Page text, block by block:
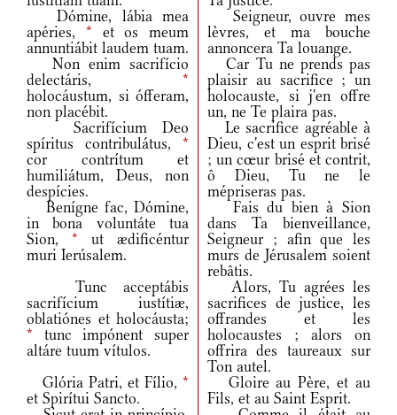
Dómine, lábia mea
apéries, * et os meum
annuntiábit laudem tuam.
Seigneur, ouvre mes
lèvres, et ma bouche
annoncera Ta louange.
Non enim sacrifício
delectáris, *
holocáustum, si ófferam,
non placébit.
Car Tu ne prends pas
plaisir au sacrifice ; un
holocauste, si j'en offre
un, ne Te plaira pas.
Sacrifícium Deo
spíritus contribulátus, *
cor contrítum et
humiliátum, Deus, non
despícies.
Le sacrifice agréable à
Dieu, c'est un esprit brisé
; un cœur brisé et contrit,
ô Dieu, Tu ne le
mépriseras pas.
Benígne fac, Dómine,
in bona voluntáte tua
Sion, * ut ædificéntur
muri Ierúsalem.
Fais du bien à Sion
dans Ta bienveillance,
Seigneur ; afin que les
murs de Jérusalem soient
rebâtis.
Tunc acceptábis
sacrifícium iustítiæ,
oblatiónes et holocáusta;
* tunc impónent super
altáre tuum vítulos.
Alors, Tu agrées les
sacrifices de justice, les
offrandes et les
holocaustes ; alors on
offrira des taureaux sur
Ton autel.
Glória Patri, et Fílio, *
et Spirítui Sancto.
Gloire au Père, et au
Fils, et au Saint Esprit.